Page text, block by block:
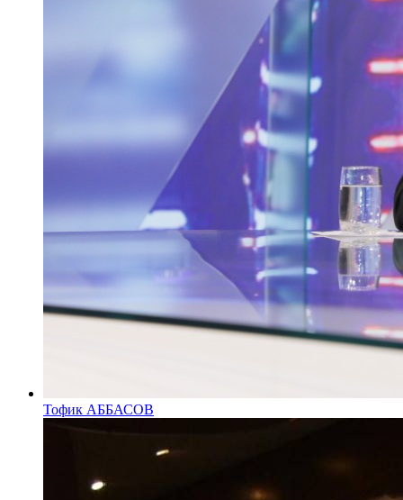
Тофик АББАСОВ